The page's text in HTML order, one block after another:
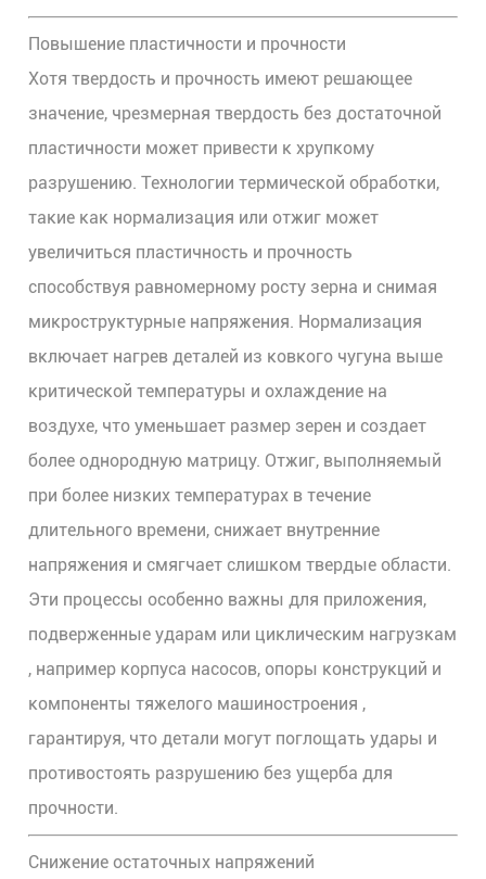
Повышение пластичности и прочности
Хотя твердость и прочность имеют решающее
значение, чрезмерная твердость без достаточной
пластичности может привести к хрупкому
разрушению. Технологии термической обработки,
такие как нормализация или отжиг может
увеличиться пластичность и прочность
способствуя равномерному росту зерна и снимая
микроструктурные напряжения. Нормализация
включает нагрев деталей из ковкого чугуна выше
критической температуры и охлаждение на
воздухе, что уменьшает размер зерен и создает
более однородную матрицу. Отжиг, выполняемый
при более низких температурах в течение
длительного времени, снижает внутренние
напряжения и смягчает слишком твердые области.
Эти процессы особенно важны для приложения,
подверженные ударам или циклическим нагрузкам
, например корпуса насосов, опоры конструкций и
компоненты тяжелого машиностроения ,
гарантируя, что детали могут поглощать удары и
противостоять разрушению без ущерба для
прочности.
Снижение остаточных напряжений